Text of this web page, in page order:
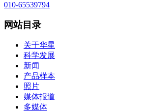
010-65539794
网站目录
关于华星
科学发展
新闻
产品样本
照片
媒体报道
多媒体